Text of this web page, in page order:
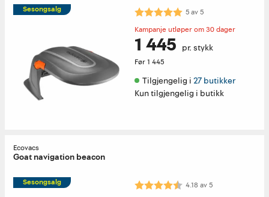
Sesongsalg Karakter: 5.0 av 5 mulige
5av5
Kampanje utløper om 30 dager
1 445 pr. stykk
Før1 445
Tilgjengelig i 27 butikker
Kun tilgjengelig i butikk
Ecovacs
Goat navigation beacon
Sesongsalg Karakter: 4.2 av 5 mulige
4.18 av5